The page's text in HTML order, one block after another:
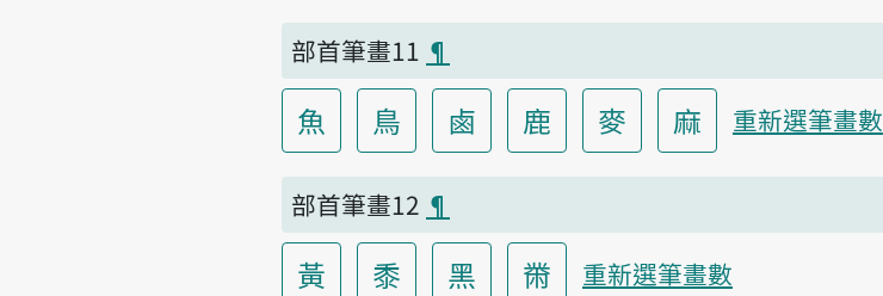
部首筆畫11 ¶
魚 鳥 鹵 鹿 麥 麻 重新選筆畫數
部首筆畫12 ¶
黃 黍 黑 黹 重新選筆畫數